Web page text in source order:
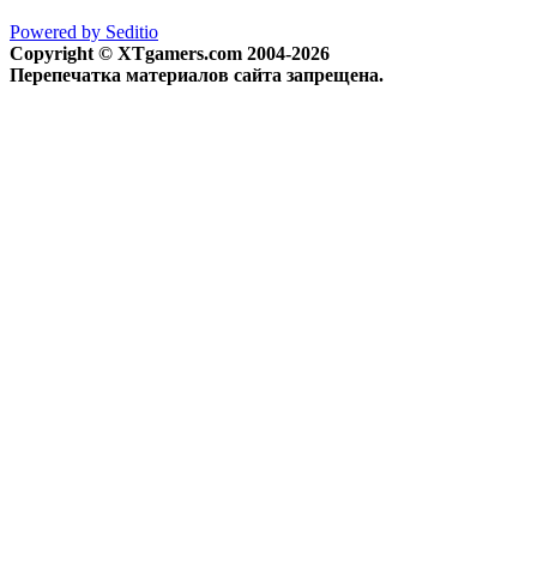
Powered by Seditio
Copyright © XTgamers.com 2004-2026
Перепечатка материалов сайта запрещена.